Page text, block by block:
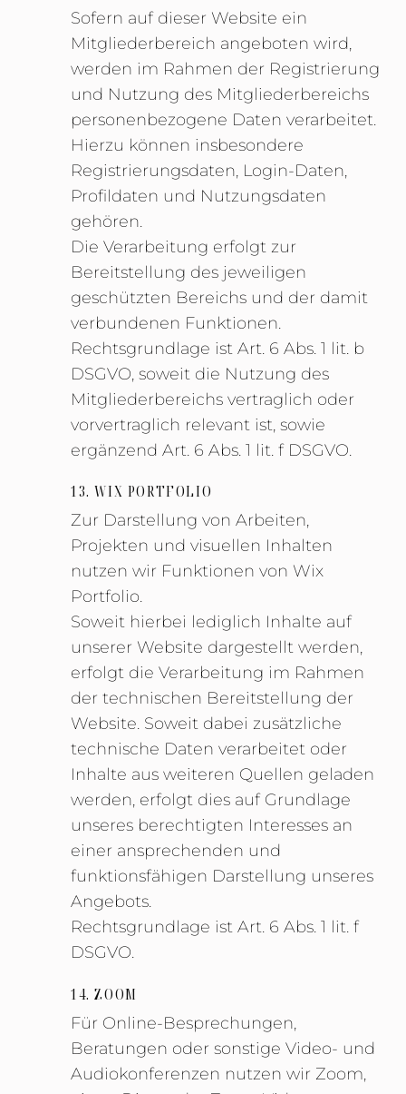
Sofern auf dieser Website ein
Mitgliederbereich angeboten wird,
werden im Rahmen der Registrierung
und Nutzung des Mitgliederbereichs
personenbezogene Daten verarbeitet.
Hierzu können insbesondere
Registrierungsdaten, Login-Daten,
Profildaten und Nutzungsdaten
gehören.
Die Verarbeitung erfolgt zur
Bereitstellung des jeweiligen
geschützten Bereichs und der damit
verbundenen Funktionen.
Rechtsgrundlage ist Art. 6 Abs. 1 lit. b
DSGVO, soweit die Nutzung des
Mitgliederbereichs vertraglich oder
vorvertraglich relevant ist, sowie
ergänzend Art. 6 Abs. 1 lit. f DSGVO.
13. WIX PORTFOLIO
Zur Darstellung von Arbeiten,
Projekten und visuellen Inhalten
nutzen wir Funktionen von Wix
Portfolio.
Soweit hierbei lediglich Inhalte auf
unserer Website dargestellt werden,
erfolgt die Verarbeitung im Rahmen
der technischen Bereitstellung der
Website. Soweit dabei zusätzliche
technische Daten verarbeitet oder
Inhalte aus weiteren Quellen geladen
werden, erfolgt dies auf Grundlage
unseres berechtigten Interesses an
einer ansprechenden und
funktionsfähigen Darstellung unseres
Angebots.
Rechtsgrundlage ist Art. 6 Abs. 1 lit. f
DSGVO.
14. ZOOM
Für Online-Besprechungen,
Beratungen oder sonstige Video- und
Audiokonferenzen nutzen wir Zoom,